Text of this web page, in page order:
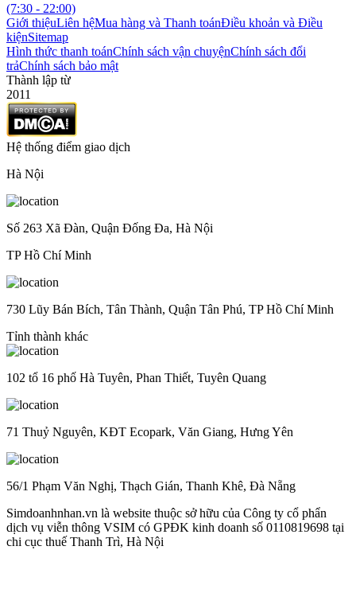
(7:30 - 22:00)
Giới thiệuLiên hệMua hàng và Thanh toánĐiều khoản và Điều
kiệnSitemap
Hình thức thanh toánChính sách vận chuyệnChính sách đổi
trảChính sách bảo mật
Thành lập từ
2011
Hệ thống điểm giao dịch
Hà Nội
Số 263 Xã Đàn, Quận Đống Đa, Hà Nội
TP Hồ Chí Minh
730 Lũy Bán Bích, Tân Thành, Quận Tân Phú, TP Hồ Chí Minh
Tỉnh thành khác
102 tổ 16 phố Hà Tuyên, Phan Thiết, Tuyên Quang
71 Thuỷ Nguyên, KĐT Ecopark, Văn Giang, Hưng Yên
56/1 Phạm Văn Nghị, Thạch Gián, Thanh Khê, Đà Nẵng
Simdoanhnhan.vn là website thuộc sở hữu của Công ty cổ phẩn
dịch vụ viễn thông VSIM có GPĐK kinh doanh số 0110819698 tại
chi cục thuế Thanh Trì, Hà Nội